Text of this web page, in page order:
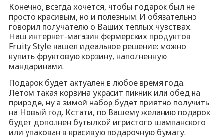
Конечно, всегда хочется, чтобы подарок был не
просто красивым, но и полезным. И обязательно
говорил получателю о Ваших теплых чувствах.
Наш интернет-магазин фермерских продуктов
Fruity Style нашел идеальное решение: можно
купить фруктовую корзину, наполненную
мандаринами.
Подарок будет актуален в любое время года.
Летом такая корзина украсит пикник или обед на
природе, ну а зимой набор будет приятно получить
на Новый год. Кстати, по Вашему желанию подарок
будет дополнен бутылкой игристого шампанского
или упакован в красивую подарочную бумагу.